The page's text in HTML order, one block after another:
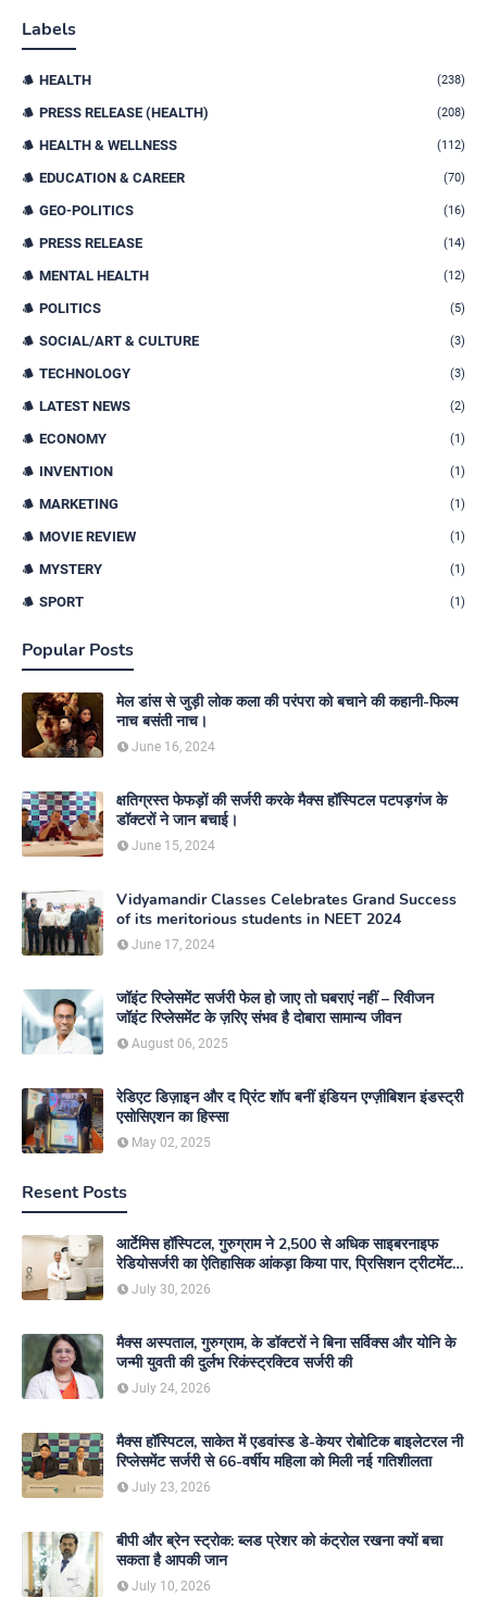
Labels
HEALTH (238)
PRESS RELEASE (HEALTH) (208)
HEALTH & WELLNESS (112)
EDUCATION & CAREER (70)
GEO-POLITICS (16)
PRESS RELEASE (14)
MENTAL HEALTH (12)
POLITICS (5)
SOCIAL/ART & CULTURE (3)
TECHNOLOGY (3)
LATEST NEWS (2)
ECONOMY (1)
INVENTION (1)
MARKETING (1)
MOVIE REVIEW (1)
MYSTERY (1)
SPORT (1)
Popular Posts
मेल डांस से जुड़ी लोक कला की परंपरा को बचाने की कहानी-फिल्म
नाच बसंती नाच।
June 16, 2024
क्षतिग्रस्त फेफड़ों की सर्जरी करके मैक्स हॉस्पिटल पटपड़गंज के
डॉक्टरों ने जान बचाई।
June 15, 2024
Vidyamandir Classes Celebrates Grand Success
of its meritorious students in NEET 2024
June 17, 2024
जॉइंट रिप्लेसमेंट सर्जरी फेल हो जाए तो घबराएं नहीं – रिवीजन
जॉइंट रिप्लेसमेंट के ज़रिए संभव है दोबारा सामान्य जीवन
August 06, 2025
रेडिएट डिज़ाइन और द प्रिंट शॉप बनीं इंडियन एग्ज़ीबिशन इंडस्ट्री
एसोसिएशन का हिस्सा
May 02, 2025
Resent Posts
आर्टेमिस हॉस्पिटल, गुरुग्राम ने 2,500 से अधिक साइबरनाइफ
रेडियोसर्जरी का ऐतिहासिक आंकड़ा किया पार, प्रिसिशन ट्रीटमेंट में
मजबूत की अपनी अग्रणी पहचान
July 30, 2026
मैक्स अस्पताल, गुरुग्राम, के डॉक्टरों ने बिना सर्विक्स और योनि के
जन्मी युवती की दुर्लभ रिकंस्ट्रक्टिव सर्जरी की
July 24, 2026
मैक्स हॉस्पिटल, साकेत में एडवांस्ड डे-केयर रोबोटिक बाइलेटरल नी
रिप्लेसमेंट सर्जरी से 66-वर्षीय महिला को मिली नई गतिशीलता
July 23, 2026
बीपी और ब्रेन स्ट्रोक: ब्लड प्रेशर को कंट्रोल रखना क्यों बचा
सकता है आपकी जान
July 10, 2026